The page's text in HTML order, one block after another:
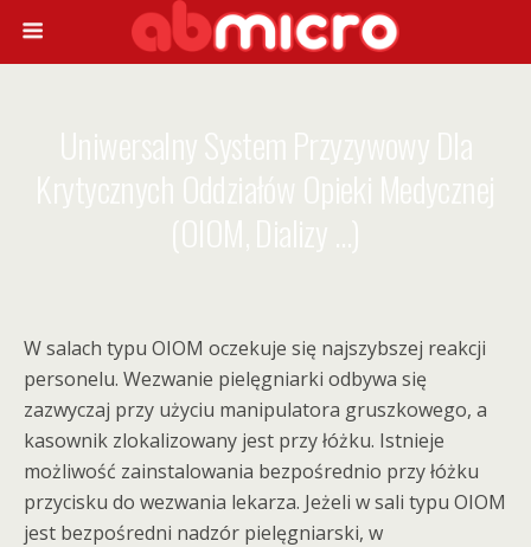
W salach typu OIOM oczekuje się najszybszej reakcji
personelu. Wezwanie pielęgniarki odbywa się
zazwyczaj przy użyciu manipulatora gruszkowego, a
kasownik zlokalizowany jest przy łóżku. Istnieje
możliwość zainstalowania bezpośrednio przy łóżku
przycisku do wezwania lekarza. Jeżeli w sali typu OIOM
jest bezpośredni nadzór pielęgniarski, w